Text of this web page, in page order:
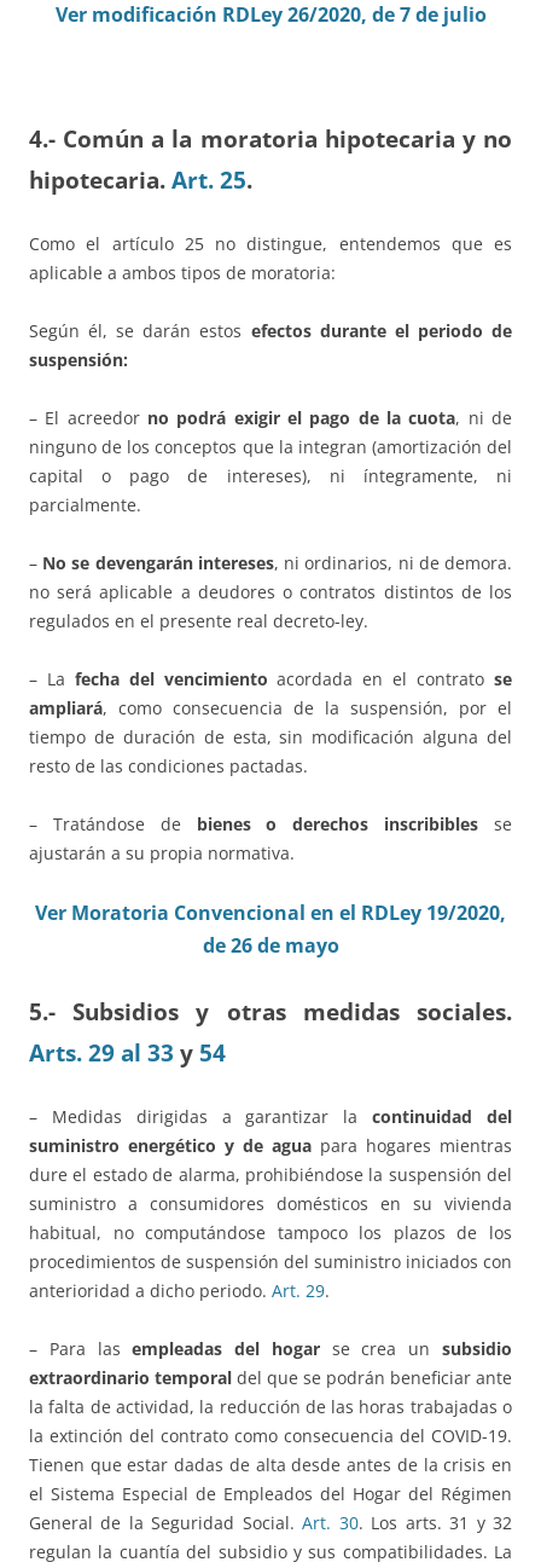
Ver modificación RDLey 26/2020, de 7 de julio
4.- Común a la moratoria hipotecaria y no
hipotecaria. Art. 25.
Como el artículo 25 no distingue, entendemos que es
aplicable a ambos tipos de moratoria:
Según él, se darán estos efectos durante el periodo de
suspensión:
– El acreedor no podrá exigir el pago de la cuota, ni de
ninguno de los conceptos que la integran (amortización del
capital o pago de intereses), ni íntegramente, ni
parcialmente.
– No se devengarán intereses, ni ordinarios, ni de demora.
no será aplicable a deudores o contratos distintos de los
regulados en el presente real decreto-ley.
– La fecha del vencimiento acordada en el contratose
ampliará, como consecuencia de la suspensión, por el
tiempo de duración de esta, sin modificación alguna del
resto de las condiciones pactadas.
– Tratándose de bienes o derechos inscribibles se
ajustarán a su propia normativa.
Ver Moratoria Convencional en el RDLey 19/2020,
de 26 de mayo
5.- Subsidios y otras medidas sociales.
Arts. 29 al 33 y 54
– Medidas dirigidas a garantizar lacontinuidad del
suministro energético y de agua para hogares mientras
dure el estado de alarma, prohibiéndose la suspensión del
suministro a consumidores domésticos en su vivienda
habitual, no computándose tampoco los plazos de los
procedimientos de suspensión del suministro iniciados con
anterioridad a dicho periodo. Art. 29.
– Para lasempleadas del hogarse crea unsubsidio
extraordinario temporal del que se podrán beneficiar ante
la falta de actividad, la reducción de las horas trabajadas o
la extinción del contrato como consecuencia del COVID-19.
Tienen que estar dadas de alta desde antes de la crisis en
el Sistema Especial de Empleados del Hogar del Régimen
General de la Seguridad Social.Art. 30. Los arts. 31 y 32
regulan la cuantía del subsidio y sus compatibilidades. La